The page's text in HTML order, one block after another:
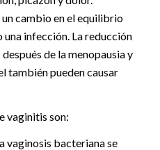
cambio en el equilibrio
infección. La reducción
de la menopausia y
también pueden causar
vaginitis son:
vaginosis bacteriana se